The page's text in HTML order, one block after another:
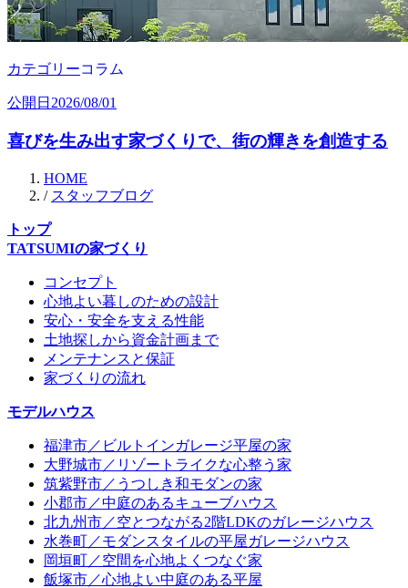
カテゴリーコラム
公開日 2026/08/01
喜びを生み出す家づくりで、街の輝きを創造する
HOME
/ スタッフブログ
トップ
TATSUMIの家づくり
コンセプト
心地よい暮しのための設計
安心・安全を支える性能
土地探しから資金計画まで
メンテナンスと保証
家づくりの流れ
モデルハウス
福津市／ビルトインガレージ平屋の家
大野城市／リゾートライクな心整う家
筑紫野市／うつしき和モダンの家
小郡市／中庭のあるキューブハウス
北九州市／空とつながる2階LDKのガレージハウス
水巻町／モダンスタイルの平屋ガレージハウス
岡垣町／空間を心地よくつなぐ家
飯塚市／心地よい中庭のある平屋